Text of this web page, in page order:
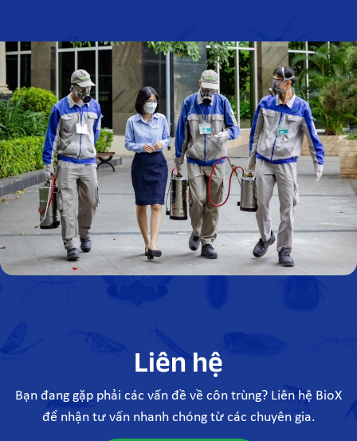
Liên hệ
Bạn đang gặp phải các vấn đề về côn trùng? Liên hệ BioX
để nhận tư vấn nhanh chóng từ các chuyên gia.